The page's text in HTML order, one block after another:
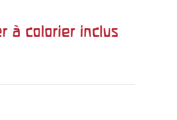
à colorier inclus